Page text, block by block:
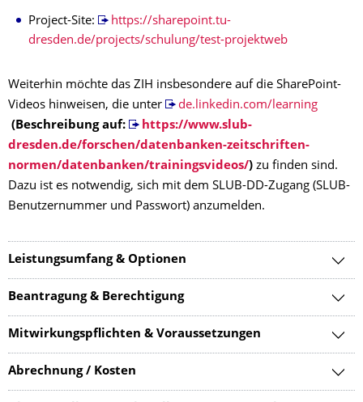
Project-Site:
https://sharepoint.tu-
dresden.de/projects/schulung/test-projektweb
Weiterhin möchte das ZIH insbesondere auf die SharePoint-
Videos hinweisen, die unter
de.linkedin.com/learning
(Beschreibung auf:
https://www.slub-
dresden.de/forschen/datenbanken-zeitschriften-
normen/datenbanken/trainingsvideos/) zu finden sind.
Dazu ist es notwendig, sich mit dem SLUB-DD-Zugang (SLUB-
Benutzernummer und Passwort) anzumelden.
Leistungsumfang & Optionen
Beantragung & Berechtigung
Mitwirkungspflichten & Voraussetzungen
Abrechnung / Kosten